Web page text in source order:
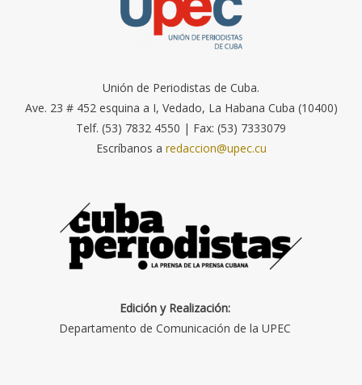
Unión de Periodistas de Cuba.
Ave. 23 # 452 esquina a I, Vedado, La Habana Cuba (10400)
Telf. (53) 7832 4550 | Fax: (53) 7333079
Escríbanos a redaccion@upec.cu
Edición y Realización:
Departamento de Comunicación de la UPEC